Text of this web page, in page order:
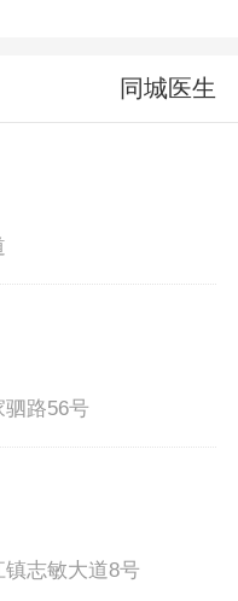
同城医生
路56号
志敏大道8号